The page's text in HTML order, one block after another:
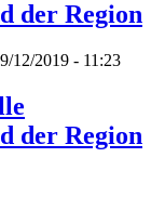
der Region
12/2019 - 11:23
der Region